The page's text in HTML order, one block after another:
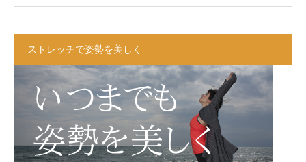
ストレッチで姿勢を美しく